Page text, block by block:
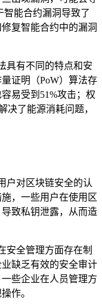
能合约漏洞导致了
复智能合约中的漏洞
具有不同的特点和安
证明（PoW）算法存
易受到51%攻击；权
决了能源消耗问题，
户对区块链安全的认
，一些用户在使用区
致私钥泄露，从而造
安全管理方面存在制
缺乏有效的安全审计
些企业在人员管理方
作。